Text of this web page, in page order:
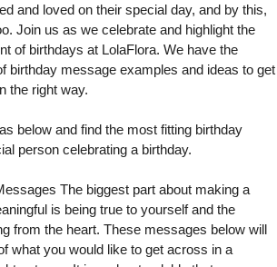
and loved on their special day, and by this,
Join us as we celebrate and highlight the
of birthdays at LolaFlora. We have the
birthday message examples and ideas to get
the right way.
below and find the most fitting birthday
person celebrating a birthday.
The biggest part about making a
is being true to yourself and the
from the heart. These messages below will
what you would like to get across in a